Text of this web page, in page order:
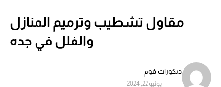
مقاول تشطيب وترميم المنازل
والفلل في جده
ديكورات فوم
يونيو 22, 2024